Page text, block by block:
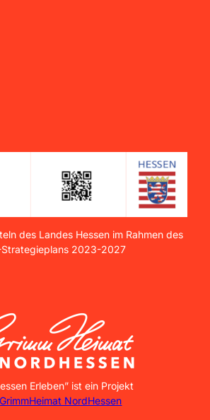
des Landes Hessen im Rahmen des
Strategieplans 2023-2027
Erleben” ist ein Projekt
GrimmHeimat NordHessen